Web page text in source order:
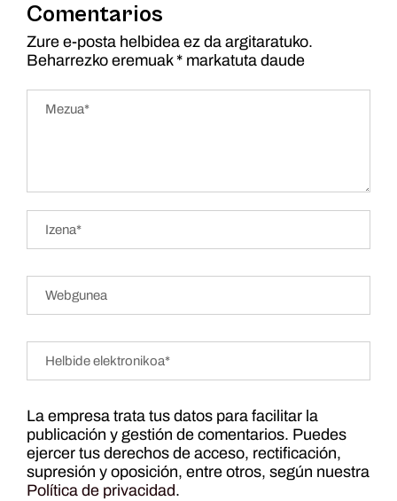
Comentarios
Zure e-posta helbidea ez da argitaratuko.
Beharrezko eremuak * markatuta daude
La empresa trata tus datos para facilitar la
publicación y gestión de comentarios. Puedes
ejercer tus derechos de acceso, rectificación,
supresión y oposición, entre otros, según nuestra
Política de privacidad.